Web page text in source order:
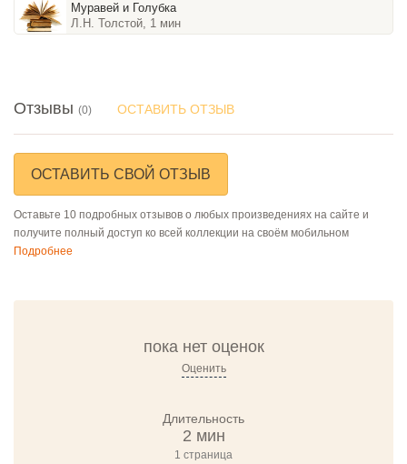
Муравей и Голубка
Л.Н. Толстой, 1 мин
Отзывы (0) ОСТАВИТЬ ОТЗЫВ
ОСТАВИТЬ СВОЙ ОТЗЫВ
Оставьте 10 подробных отзывов о любых произведениях на сайте и
получите полный доступ ко всей коллекции на своём мобильном
Подробнее
пока нет оценок
Оценить
Длительность
2 мин
1 страница